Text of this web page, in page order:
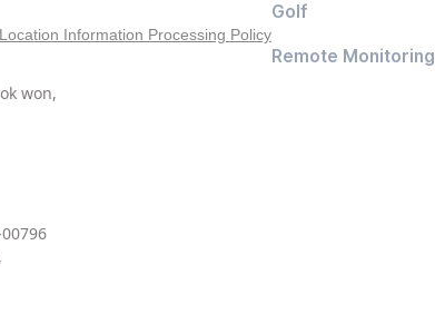
Location Information Processing Policy
won,
Golf
Remote Monitoring